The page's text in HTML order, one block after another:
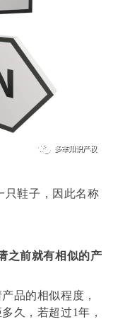
只鞋子，因此名称
之前就有相似的产
品的相似程度，
久，若超过1年，